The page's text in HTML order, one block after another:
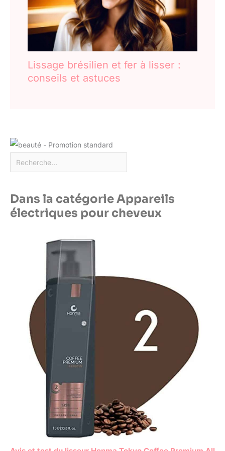
Japon, même en transit.) Si
vous avez des questions,
l’équipe d’assistance SUNMAY
est prête à vous aider.
Lissage brésilien et fer à lisser :
conseils et astuces
Dans la catégorie Appareils
électriques pour cheveux